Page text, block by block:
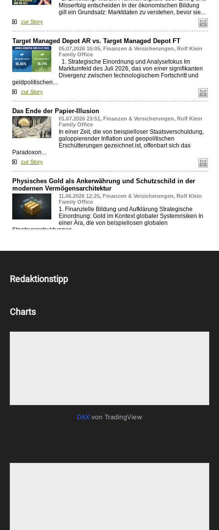
Redaktionstipp
Charts
DAX von TradingView